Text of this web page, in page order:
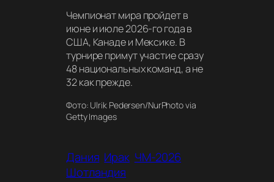
Чемпионат мира пройдет в
июне и июле 2026-го года в
США, Канаде и Мексике. В
турнире примут участие сразу
48 национальных команд, а не
32 как прежде.
Фото: Ulrik Pedersen/NurPhoto via
Getty Images
Дания Ирак ЧМ-2026
Шотландия